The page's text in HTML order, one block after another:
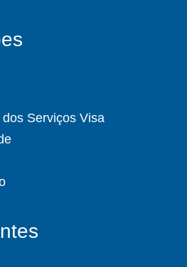
Serviços Visa